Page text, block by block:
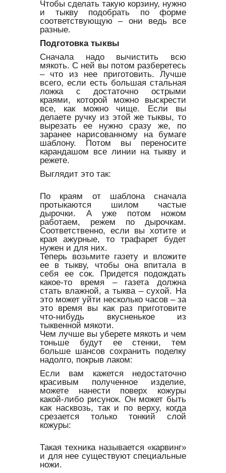
Чтобы сделать такую корзину, нужно
и тыкву подобрать по форме
соответствующую – они ведь все
разные.
Подготовка тыквы
Сначала надо вычистить всю
мякоть. С ней вы потом разберетесь
– что из нее приготовить. Лучше
всего, если есть большая стальная
ложка с достаточно острыми
краями, которой можно выскрести
все, как можно чище. Если вы
делаете ручку из этой же тыквы, то
вырезать ее нужно сразу же, по
заранее нарисованному на бумаге
шаблону. Потом вы переносите
карандашом все линии на тыкву и
режете.
Выглядит это так:
По краям от шаблона сначала
протыкаются шилом частые
дырочки. А уже потом ножом
работаем, режем по дырочкам.
Соответственно, если вы хотите и
края ажурные, то трафарет будет
нужен и для них.
Теперь возьмите газету и вложите
ее в тыкву, чтобы она впитала в
себя ее сок. Придется подождать
какое-то время – газета должна
стать влажной, а тыква – сухой. На
это может уйти несколько часов – за
это время вы как раз приготовите
что-нибудь вкусненькое из
тыквенной мякоти.
Чем лучше вы уберете мякоть и чем
тоньше будут ее стенки, тем
больше шансов сохранить поделку
надолго, покрыв лаком:
Если вам кажется недостаточно
красивым полученное изделие,
можете нанести поверх кожуры
какой-либо рисунок. Он может быть
как насквозь, так и по верху, когда
срезается только тонкий слой
кожуры:
Такая техника называется «карвинг»
и для нее существуют специальные
ножи.